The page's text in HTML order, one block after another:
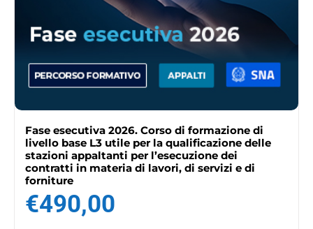
Fase esecutiva 2026. Corso di formazione di
livello base L3 utile per la qualificazione delle
stazioni appaltanti per l’esecuzione dei
contratti in materia di lavori, di servizi e di
forniture
€490,00